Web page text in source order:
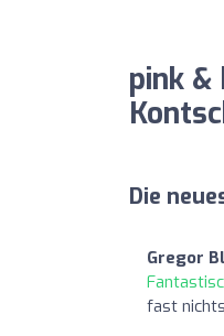
pink &
Die
Gregor
fast